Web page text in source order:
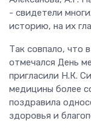
- свидетели
историю, на их
Так совпало, что
отмечался День
пригласили Н.К.
медицины более
поздравила
здоровья и